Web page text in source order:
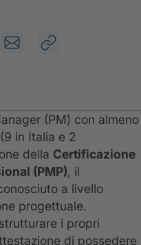
(PM) con almeno
in Italia e 2
della Certificazione
(PMP), il
a livello
progettuale.
i propri
di possedere